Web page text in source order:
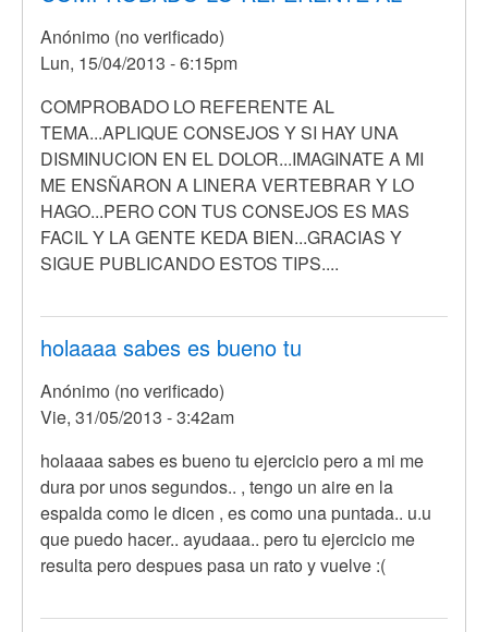
si
será
de
por
Anónimo
(no
verificado)
Anónimo (no verificado)
Lun, 15/04/2013 - 6:15pm
COMPROBADO LO REFERENTE AL
TEMA...APLIQUE CONSEJOS Y SI HAY UNA
DISMINUCION EN EL DOLOR...IMAGINATE A MI
ME ENSÑARON A LINERA VERTEBRAR Y LO
HAGO...PERO CON TUS CONSEJOS ES MAS
FACIL Y LA GENTE KEDA BIEN...GRACIAS Y
SIGUE PUBLICANDO ESTOS TIPS....
holaaaa sabes es bueno tu
Anónimo (no verificado)
Vie, 31/05/2013 - 3:42am
holaaaa sabes es bueno tu ejercicio pero a mi me
dura por unos segundos.. , tengo un aire en la
espalda como le dicen , es como una puntada.. u.u
que puedo hacer.. ayudaaa.. pero tu ejercicio me
resulta pero despues pasa un rato y vuelve :(